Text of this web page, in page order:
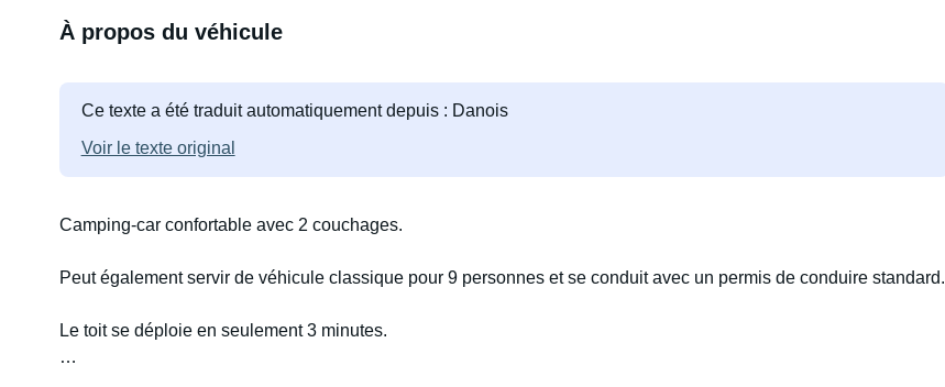
À propos du véhicule
Ce texte a été traduit automatiquement depuis : Danois
Voir le texte original
Camping-car confortable avec 2 couchages.
Peut également servir de véhicule classique pour 9 personnes et se conduit avec un permis de conduire standard.
Le toit se déploie en seulement 3 minutes.